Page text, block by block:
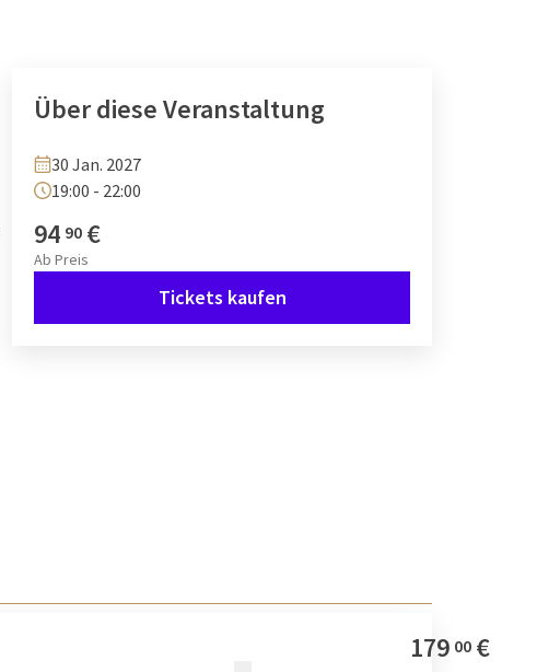
Über diese Veranstaltung
30 Jan. 2027
19:00 - 22:00
94 90 €
Ab Preis
Tickets kaufen
179 00 €